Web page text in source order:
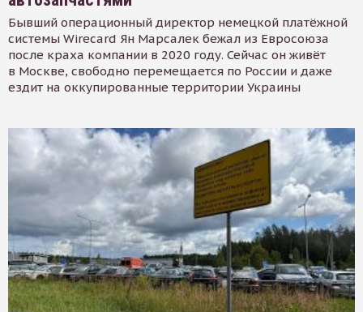
Бывший операционный директор немецкой платёжной
системы Wirecard Ян Марсалек бежал из Евросоюза
после краха компании в 2020 году. Сейчас он живёт
в Москве, свободно перемещается по России и даже
ездит на оккупированные территории Украины